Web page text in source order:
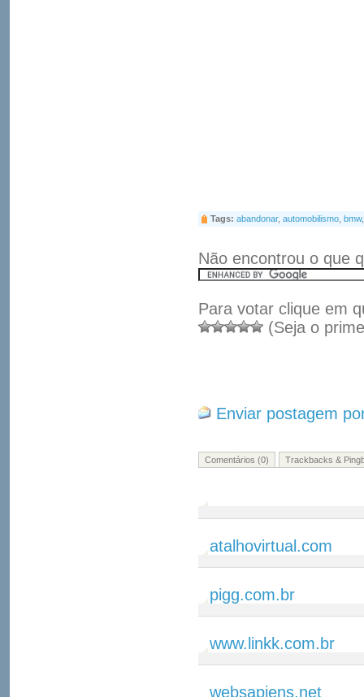
Tags: abandonar, automobilismo bmw
Não encontrou o que
Para votar clique em
(Seja o
Enviar postagem
Comentários (0) Trackbacks &
atalhovirtual.com
pigg.com.br
www.linkk.com.br
websapiens.net